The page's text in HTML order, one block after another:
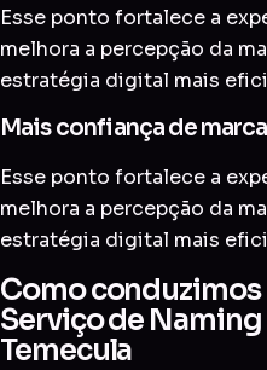
Esse ponto fortalece a
melhora a percepção da
estratégia digital mais
Mais confiança de marca
Esse ponto fortalece a
melhora a percepção da
estratégia digital mais
Como
Serviço de Naming
Temecula